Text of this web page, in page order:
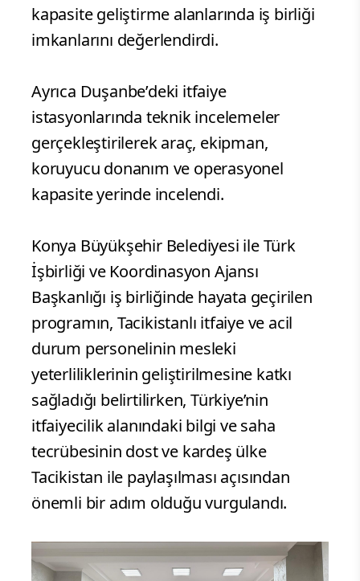
kapasite geliştirme alanlarında iş birliği
imkanlarını değerlendirdi.
Ayrıca Duşanbe’deki itfaiye
istasyonlarında teknik incelemeler
gerçekleştirilerek araç, ekipman,
koruyucu donanım ve operasyonel
kapasite yerinde incelendi.
Konya Büyükşehir Belediyesi ile Türk
İşbirliği ve Koordinasyon Ajansı
Başkanlığı iş birliğinde hayata geçirilen
programın, Tacikistanlı itfaiye ve acil
durum personelinin mesleki
yeterliliklerinin geliştirilmesine katkı
sağladığı belirtilirken, Türkiye’nin
itfaiyecilik alanındaki bilgi ve saha
tecrübesinin dost ve kardeş ülke
Tacikistan ile paylaşılması açısından
önemli bir adım olduğu vurgulandı.